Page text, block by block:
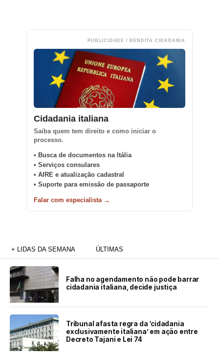
PUBLICIDADE / BENDITA CIDADANIA
Cidadania italiana
Saiba quem tem direito e como iniciar o
processo.
• Busca de documentos na Itália
• Serviços consulares
• AIRE e atualização cadastral
• Suporte para emissão de passaporte
Falar com especialista →
+ LIDAS DA SEMANA ÚLTIMAS
Falha no agendamento não pode barrar
cidadania italiana, decide justiça
Tribunal afasta regra da ‘cidadania
exclusivamente italiana’ em ação entre
Decreto Tajani e Lei 74